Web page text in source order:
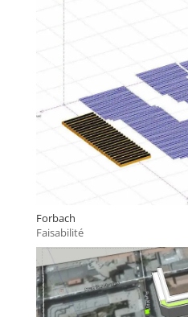
Forbach
Faisabilité